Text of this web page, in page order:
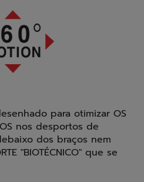
para otimizar OS
nos desportos de
dos braços nem
"BIOTÉCNICO" que se